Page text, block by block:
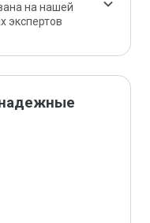
на нашей
экспертов